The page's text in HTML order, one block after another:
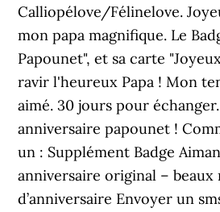
Calliopélove/Félinelove.
mon papa magnifique. Le
Papounet", et sa carte
ravir l'heureux Papa ! Mon
aimé. 30 jours pour
anniversaire papounet !
un : Supplément Badge
anniversaire original – beaux
d’anniversaire Envoyer un